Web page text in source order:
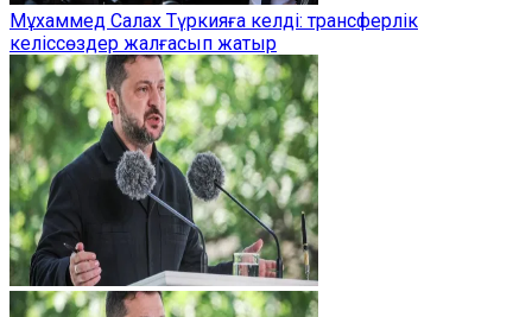
Мұхаммед Салах Түркияға келді: трансферлік
келіссөздер жалғасып жатыр